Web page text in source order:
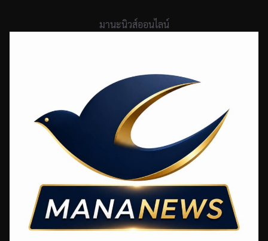
มานะนิวส์ออนไลน์